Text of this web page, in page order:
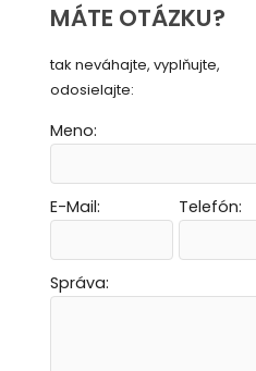
MÁTE OTÁZKU?
tak neváhajte, vyplňujte,
odosielajte:
Meno:
E-Mail:
Telefón:
Správa: